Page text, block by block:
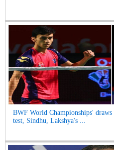
BWF World Championships' draws
test, Sindhu, Lakshya's ...